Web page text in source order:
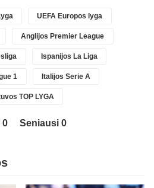
UEFA Europos lyga
Anglijos Premier League
Ispanijos La Liga
1 Italijos Serie A
TOP LYGA
0
Seniausi 0